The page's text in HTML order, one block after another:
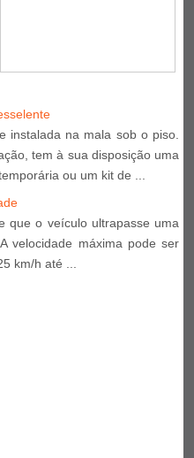
instalada na mala sob o piso.
tem à sua disposição uma
ou um kit de ...
que o veículo ultrapasse uma
velocidade máxima pode ser
km/h até ...